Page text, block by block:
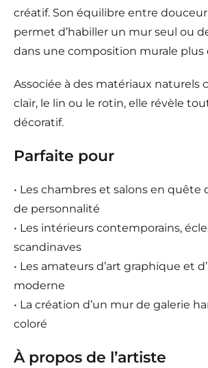
créatif. Son équilibre entre
permet d’habiller un mur seul ou
dans une composition murale plus
Associée à des matériaux naturels
clair, le lin ou le rotin, elle révèle
décoratif.
Parfaite pour
• Les chambres et salons en quête
de personnalité
• Les intérieurs contemporains,
scandinaves
• Les amateurs d’art graphique et
moderne
• La création d’un mur de galerie
coloré
À propos de l’artiste